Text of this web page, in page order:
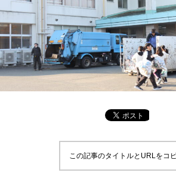
この記事のタイトルとURLをコ